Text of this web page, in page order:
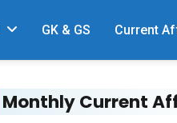
GK & GS Current
Monthly Current